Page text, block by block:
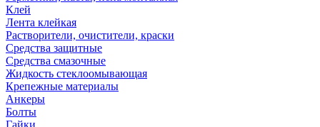
Клей
Лента клейкая
Растворители, очистители, краски
Средства защитные
Средства смазочные
Жидкость стеклоомывающая
Крепежные материалы
Анкеры
Болты
Гайки